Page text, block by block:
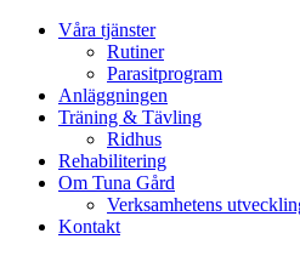
Våra tjänster
Rutiner
Parasitprogram
Anläggningen
Träning & Tävling
Ridhus
Rehabilitering
Om Tuna Gård
Verksamhetens
Kontakt